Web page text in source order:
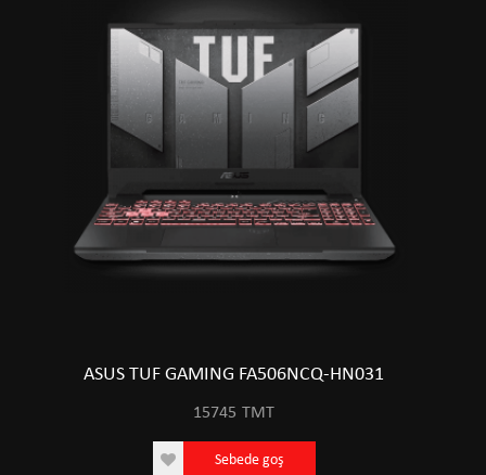
ASUS TUF GAMING FA506NCQ-HN031
15745 TMT
Sebede goş